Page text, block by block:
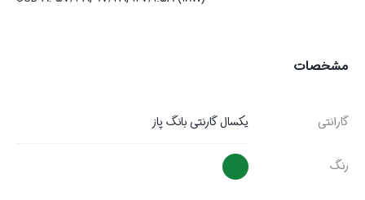
مشخصات
گارانتی یکسال گارنتی بانگ پاز
رنگ